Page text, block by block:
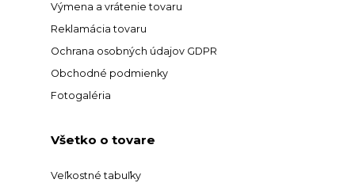
Výmena a vrátenie tovaru
Reklamácia tovaru
Ochrana osobných údajov GDPR
Obchodné podmienky
Fotogaléria
Všetko o tovare
Veľkostné tabuľky